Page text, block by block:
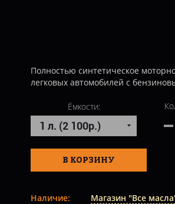
Полностью синтетическое
легковых автомобилей с
Ёмкости:
В КОРЗИНУ
Наличие: Магазин "Все